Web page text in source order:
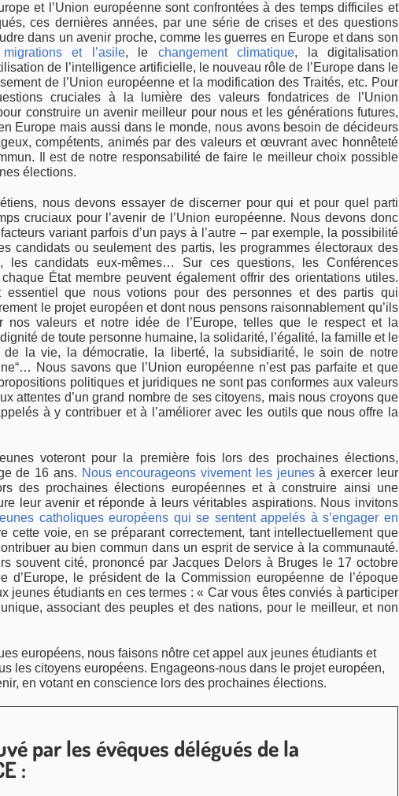
et l’Union européenne sont confrontées à des temps difficiles et
ces dernières années, par une série de crises et des questions
dans un avenir proche, comme les guerres en Europe et dans son
et l’asile, le changement climatique, la digitalisation
de l’intelligence artificielle, le nouveau rôle de l’Europe dans le
de l’Union européenne et la modification des Traités, etc. Pour
cruciales à la lumière des valeurs fondatrices de l’Union
construire un avenir meilleur pour nous et les générations futures,
Europe mais aussi dans le monde, nous avons besoin de décideurs
compétents, animés par des valeurs et œuvrant avec honnêteté
Il est de notre responsabilité de faire le meilleur choix possible
élections.
nous devons essayer de discerner pour qui et pour quel parti
cruciaux pour l’avenir de l’Union européenne. Nous devons donc
variant parfois d’un pays à l’autre – par exemple, la possibilité
candidats ou seulement des partis, les programmes électoraux des
les candidats eux-mêmes… Sur ces questions, les Conférences
État membre peuvent également offrir des orientations utiles.
essentiel que nous votions pour des personnes et des partis qui
le projet européen et dont nous pensons raisonnablement qu’ils
nos valeurs et notre idée de l’Europe, telles que le respect et la
de toute personne humaine, la solidarité, l’égalité, la famille et le
de la vie, la démocratie, la liberté, la subsidiarité, le soin de notre
Nous savons que l’Union européenne n’est pas parfaite et que
politiques et juridiques ne sont pas conformes aux valeurs
attentes d’un grand nombre de ses citoyens, mais nous croyons que
à y contribuer et à l’améliorer avec les outils que nous offre la
voteront pour la première fois lors des prochaines élections,
de 16 ans. Nous encourageons vivement les jeunesà exercer leur
des prochaines élections européennes et à construire ainsi une
leur avenir et réponde à leurs véritables aspirations. Nous invitons
catholiques européens qui se sentent appelés à s’engager en
cette voie, en se préparant correctement, tant intellectuellement que
au bien commun dans un esprit de service à la communauté.
souvent cité, prononcé par Jacques Delors à Bruges le 17 octobre
d’Europe, le président de la Commission européenne de l’époque
jeunes étudiants en ces termes : « Car vous êtes conviés à participer
associant des peuples et des nations, pour le meilleur, et non
européens, nous faisons nôtre cet appel aux jeunes étudiants et
les citoyens européens. Engageons-nous dans le projet européen,
en votant en conscience lors des prochaines élections.
par les évêques délégués de la
: